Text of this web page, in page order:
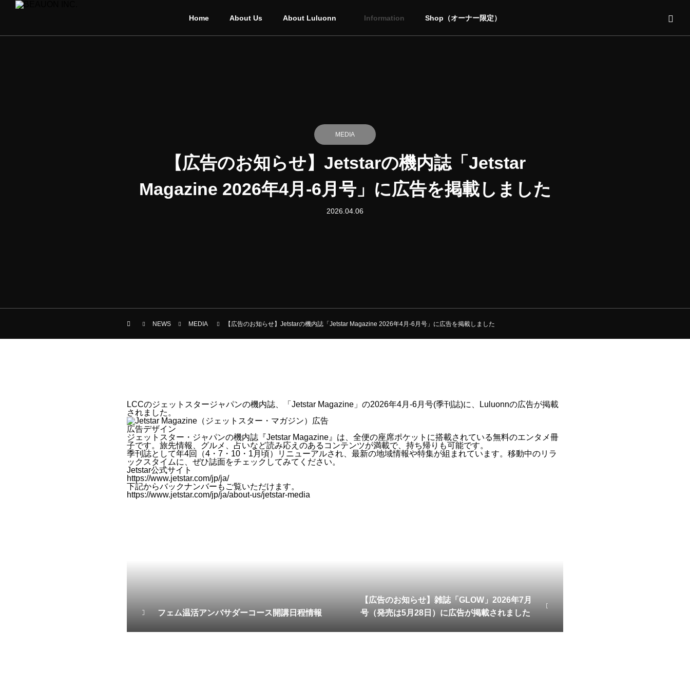
Home About Us About Luluonn Information Shop（オーナー限定）
MEDIA
【広告のお知らせ】Jetstarの機内誌「Jetstar
Magazine 2026年4月‐6月号」に広告を掲載しました
2026.04.06
NEWS MEDIA 【広告のお知らせ】Jetstarの機内誌「Jetstar Magazine 2026年4月‐6月号」に広告を掲載しました
LCCのジェットスタージャパンの機内誌、「Jetstar Magazine」の2026年4月‐6月号(季刊誌)に、Luluonnの広告が掲載
されました。
広告デザイン
ジェットスター・ジャパンの機内誌『Jetstar Magazine』は、全便の座席ポケットに搭載されている無料のエンタメ冊
子です。旅先情報、グルメ、占いなど読み応えのあるコンテンツが満載で、持ち帰りも可能です。
季刊誌として年4回（4・7・10・1月頃）リニューアルされ、最新の地域情報や特集が組まれています。移動中のリラ
ックスタイムに、ぜひ誌面をチェックしてみてください。
Jetstar公式サイト
https://www.jetstar.com/jp/ja/
下記からバックナンバーもご覧いただけます。
https://www.jetstar.com/jp/ja/about-us/jetstar-media
フェム温活アンバサダーコース開講日程情報
【広告のお知らせ】雑誌「GLOW」2026年7月
号（発売は5月28日）に広告が掲載されました